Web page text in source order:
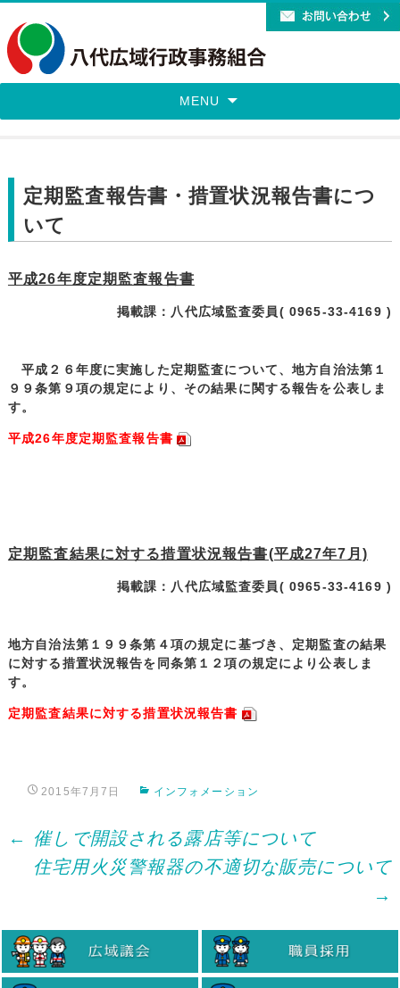
MENU
定期監査報告書・措置状況報告書につ
いて
平成26年度定期監査報告書
掲載課：八代広域監査委員( 0965-33-4169 )
平成２６年度に実施した定期監査について、地方自治法第１
９９条第９項の規定により、その結果に関する報告を公表しま
す。
平成26年度定期監査報告書
定期監査結果に対する措置状況報告書(平成27年7月)
掲載課：八代広域監査委員( 0965-33-4169 )
地方自治法第１９９条第４項の規定に基づき、定期監査の結果
に対する措置状況報告を同条第１２項の規定により公表しま
す。
定期監査結果に対する措置状況報告書
2015年7月7日 インフォメーション
Post
navigation
←
催しで開設される露店等について
住宅用火災警報器の不適切な販売について
→